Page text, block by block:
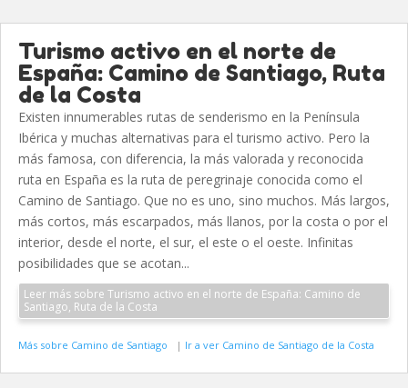
Turismo activo en el norte de
España: Camino de Santiago, Ruta
de la Costa
Existen innumerables rutas de senderismo en la Península
Ibérica y muchas alternativas para el turismo activo. Pero la
más famosa, con diferencia, la más valorada y reconocida
ruta en España es la ruta de peregrinaje conocida como el
Camino de Santiago. Que no es uno, sino muchos. Más largos,
más cortos, más escarpados, más llanos, por la costa o por el
interior, desde el norte, el sur, el este o el oeste. Infinitas
posibilidades que se acotan...
Leer más sobre Turismo activo en el norte de España: Camino de
Santiago, Ruta de la Costa
Más sobre Camino de Santiago | Ir a ver Camino de Santiago de la Costa